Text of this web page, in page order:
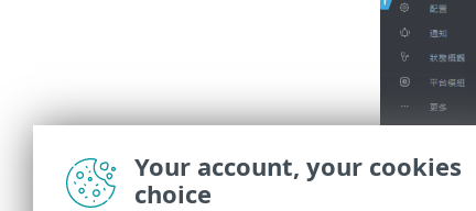
Your account, your cookies
choice